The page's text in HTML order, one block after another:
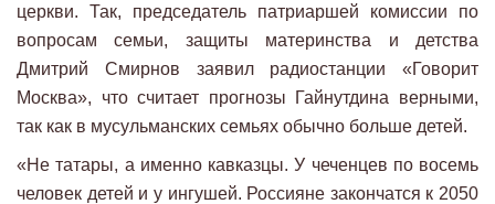
церкви. Так, председатель патриаршей комиссии по
вопросам семьи, защиты материнства и детства
Дмитрий Смирнов заявил радиостанции «Говорит
Москва», что считает прогнозы Гайнутдина верными,
так как в мусульманских семьях обычно больше детей.
«Не татары, а именно кавказцы. У чеченцев по восемь
человек детей и у ингушей. Россияне закончатся к 2050